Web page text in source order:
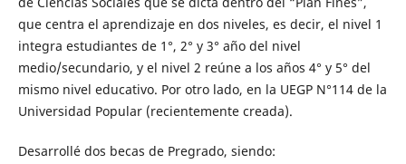
que centra el aprendizaje en dos niveles, es decir, el nivel 1
integra estudiantes de 1°, 2° y 3° año del nivel
medio/secundario, y el nivel 2 reúne a los años 4° y 5° del
mismo nivel educativo. Por otro lado, en la UEGP N°114 de la
Universidad Popular (recientemente creada).
Desarrollé dos becas de Pregrado, siendo: